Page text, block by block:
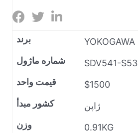
برند
YOKOGAWA
شماره ماژول
SDV541-S53
قیمت واحد
$1500
کشور مبدأ
ژاپن
وزن
0.91KG